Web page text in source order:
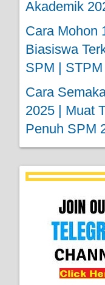
Akademik
Cara Mohon
Biasiswa
SPM | STPM
Cara
2025 | Muat
Penuh SPM